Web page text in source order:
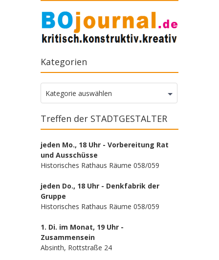
Kategorien
Kategorien
Kategorie auswählen
Treffen der STADTGESTALTER
jeden Mo., 18 Uhr - Vorbereitung Rat
und Ausschüsse
Historisches Rathaus Räume 058/059
jeden Do., 18 Uhr - Denkfabrik der
Gruppe
Historisches Rathaus Räume 058/059
1. Di. im Monat, 19 Uhr -
Zusammensein
Absinth, Rottstraße 24